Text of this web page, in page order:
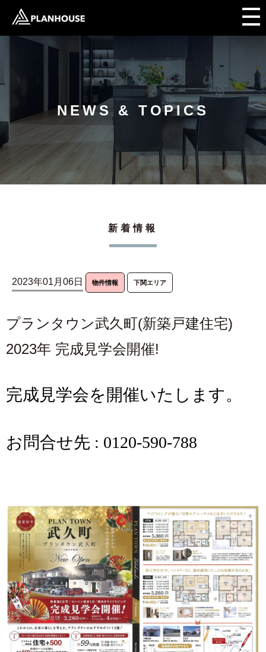
NEWS & TOPICS
新着情報
2023年01月06日 物件情報 下関エリア
プランタウン武久町(新築戸建住宅)
2023年 完成見学会開催!
完成見学会を開催いたします。
お問合せ先 : 0120-590-788